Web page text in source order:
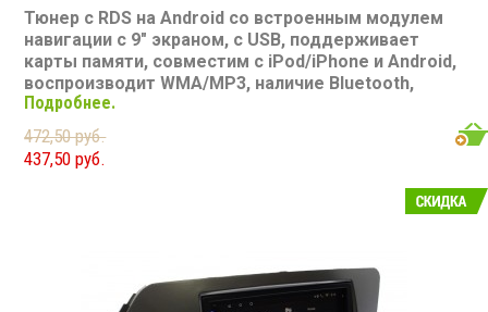
Тюнер с RDS на Android со встроенным модулем
навигации с 9" экраном, с USB, поддерживает
карты памяти, совместим с iPod/iPhone и Android,
воспроизводит WMA/MP3, наличие Bluetooth,
подключение камеры заднего вида, подходит для
Ford Rio 3 1/16Gb 2010-2018
Размер: 9 din
Подсветка: соответствует модели авто
AUX вход: есть
Подробнее.
472,50 руб.
437,50 руб.